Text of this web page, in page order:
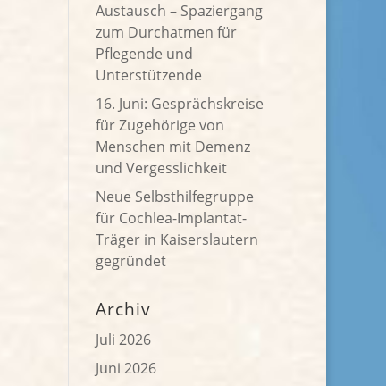
Austausch – Spaziergang
zum Durchatmen für
Pflegende und
Unterstützende
16. Juni: Gesprächskreise
für Zugehörige von
Menschen mit Demenz
und Vergesslichkeit
Neue Selbsthilfegruppe
für Cochlea-Implantat-
Träger in Kaiserslautern
gegründet
Archiv
Juli 2026
Juni 2026